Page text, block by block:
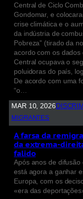
Central de Ciclo
Gondomar, e
crise climática e o
da indústria de
Pobreza” (tirado da
acordo com os
Central ocupava o
poluidoras do país,
De acordo com uma
“o…
MAR 10, 2026
MIGRANTES
A farsa da
da extrema-
falido
Após anos de
está agora a ganhar
Europa, com os
«era das